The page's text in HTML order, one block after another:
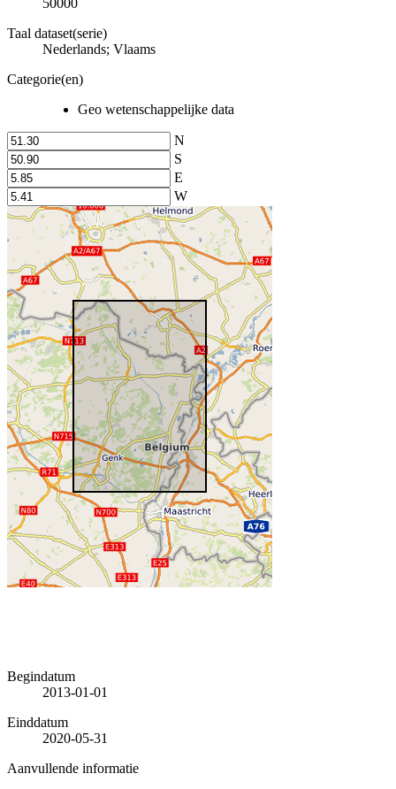
Taal dataset(serie)
Nederlands; Vlaams
Categorie(en)
Geo wetenschappelijke data
N
S
E
W
Begindatum
2013-01-01
Einddatum
2020-05-31
Aanvullende informatie